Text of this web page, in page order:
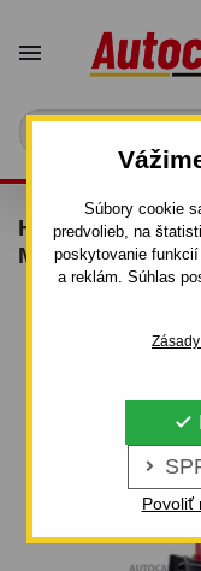
Súbory cookie
predvolieb, na
poskytovanie
a reklám. Súhlas


Povoliť

HASIACI
MANOMETRA